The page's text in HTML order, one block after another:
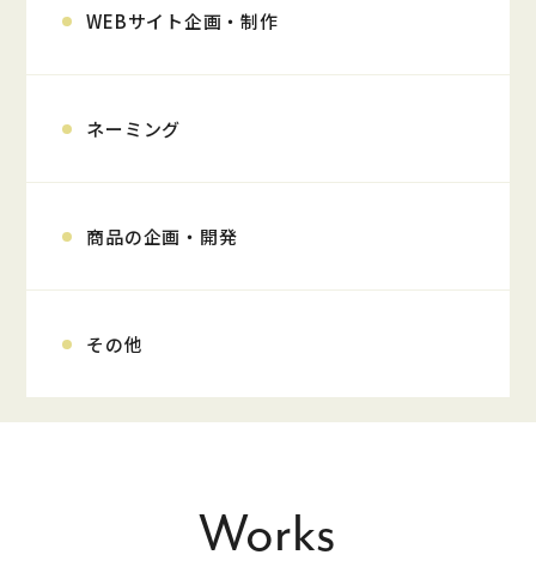
WEBサイト企画・制作
ネーミング
商品の企画・開発
その他
Works